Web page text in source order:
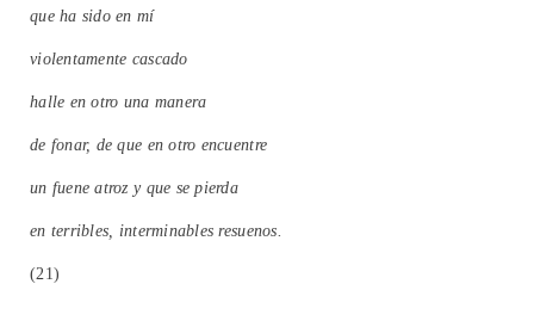
que ha sido en mí
violentamente cascado
halle en otro una manera
de fonar, de que en otro encuentre
un fuene atroz y que se pierda
en terribles, interminables resuenos.
(21)